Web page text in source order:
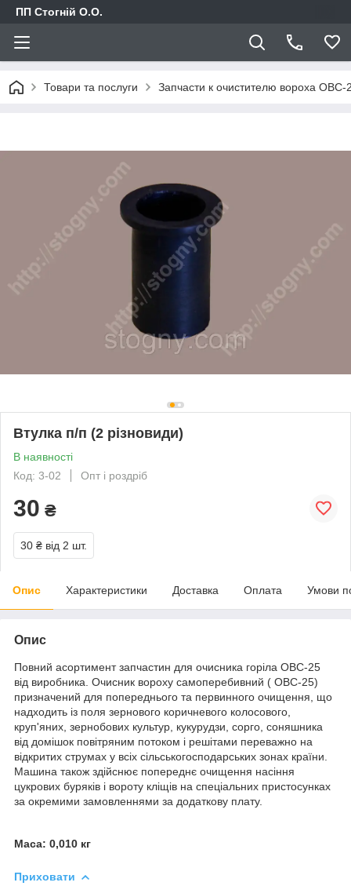
ПП Стогній О.О.
Товари та послуги Запчасти к очистителю вороха ОВС-
Втулка п/п (2 різновиди)
В наявності
Код: 3-02
Опт і роздріб
30 ₴
30 ₴ від 2 шт.
Опис Характеристики Доставка Оплата Умови
Опис
Повний асортимент запчастин для очисника горіла ОВС-25
від виробника. Очисник вороху самоперебивний ( ОВС-25)
призначений для попереднього та первинного очищення, що
надходить із поля зернового коричневого колосового,
круп'яних, зернобових культур, кукурудзи, сорго, соняшника
від домішок повітряним потоком і решітами переважно на
відкритих струмах у всіх сільськогосподарських зонах країни.
Машина також здійснює попереднє очищення насіння
цукрових буряків і вороту кліщів на спеціальних пристосунках
за окремими замовленнями за додаткову плату.
Маса: 0,010 кг
Приховати